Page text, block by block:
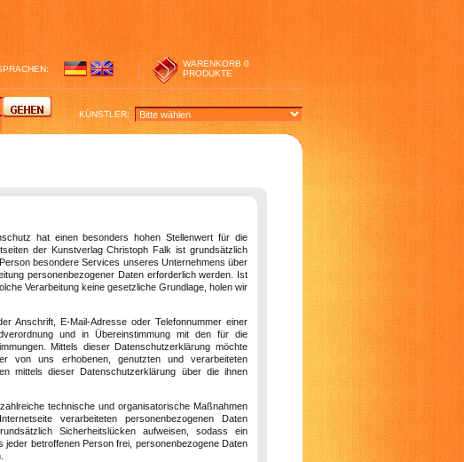
WARENKORB 0
PRODUKTE
KÜNSTLER:
hat einen besonders hohen Stellenwert für die
der Kunstverlag Christoph Falk ist grundsätzlich
besondere Services unseres Unternehmens über
personenbezogener Daten erforderlich werden. Ist
Verarbeitung keine gesetzliche Grundlage, holen wir
Anschrift, E-Mail-Adresse oder Telefonnummer einer
und in Übereinstimmung mit den für die
Mittels dieser Datenschutzerklärung möchte
von uns erhobenen, genutzten und verarbeiteten
mittels dieser Datenschutzerklärung über die ihnen
technische und organisatorische Maßnahmen
verarbeiteten personenbezogenen Daten
Sicherheitslücken aufweisen, sodass ein
betroffenen Person frei, personenbezogene Daten